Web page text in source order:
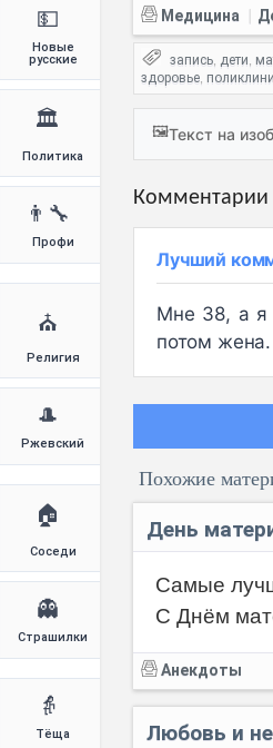
Медицина
запись, дети,
здоровье,
🖼️Текст на
Комментарии
Лучший
Мне 38, а я
потом
Похожие
День
Самые
С Днём
Анекдоты
Любовь и
💵
Новые
русские
🏛️
Политика
👨‍🔧
Профи
⛪
Религия
🎩
Ржевский
🏠
Соседи
👻
Страшилки
👵
Тёща